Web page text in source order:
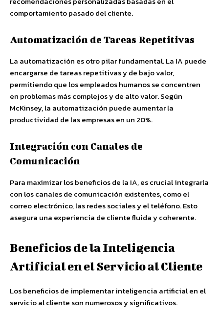
comportamiento pasado del cliente.
Automatización de Tareas Repetitivas
La automatización es otro pilar fundamental. La IA puede
encargarse de tareas repetitivas y de bajo valor,
permitiendo que los empleados humanos se concentren
en problemas más complejos y de alto valor. Según
McKinsey, la automatización puede aumentar la
productividad de las empresas en un 20%.
Integración con Canales de
Comunicación
Para maximizar los beneficios de la IA, es crucial integrarla
con los canales de comunicación existentes, como el
correo electrónico, las redes sociales y el teléfono. Esto
asegura una experiencia de cliente fluida y coherente.
Beneficios de la Inteligencia
Artificial en el Servicio al Cliente
Los beneficios de implementar inteligencia artificial en el
servicio al cliente son numerosos y significativos.